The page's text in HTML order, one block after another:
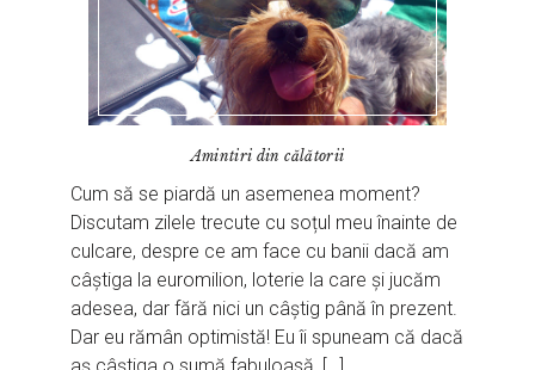
Amintiri din călătorii
Cum să se piardă un asemenea moment?
Discutam zilele trecute cu soțul meu înainte de
culcare, despre ce am face cu banii dacă am
câștiga la euromilion, loterie la care și jucăm
adesea, dar fără nici un câștig până în prezent.
Dar eu rămân optimistă! Eu îi spuneam că dacă